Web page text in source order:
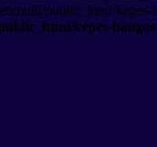
public_html/
kepes-